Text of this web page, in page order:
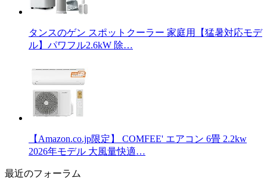
タンスのゲン スポットクーラー 家庭用【猛暑対応モデ
ル】パワフル2.6kW 除…
【Amazon.co.jp限定】 COMFEE' エアコン 6畳 2.2kw
2026年モデル 大風量快適…
最近のフォーラム